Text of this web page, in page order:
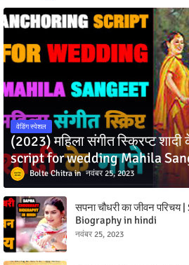
वेडिंग स्पेशल
(2023) महिला संगीत स्क्रिप्ट
script for wedding Mahila
Bolte Chitra नवंबर 25, 2023
सपना चौधरी का जीवन
Biography in hindi
नवंबर 25, 2023